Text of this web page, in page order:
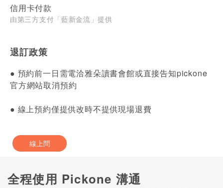
信用卡付款
由第三方支付「藍新金流」提供
退訂政策
● 預約前一日需電洽雅朵讀書會館或直接告知pickone
官方網站取消預約
● 線上預約僅提供改時不提供現場退費
線上問
全程使用 Pickone 溝通